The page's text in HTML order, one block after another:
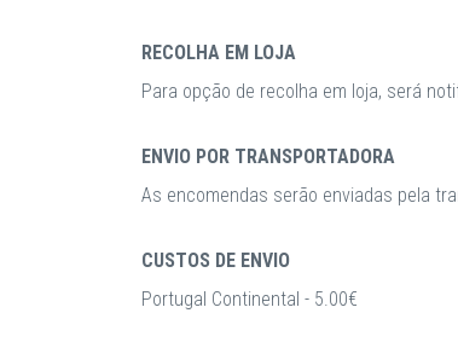
RECOLHA EM LOJA
Para opção de recolha em loja, será
ENVIO POR TRANSPORTADORA
As encomendas serão enviadas pela
CUSTOS DE ENVIO
Portugal Continental - 5.00€